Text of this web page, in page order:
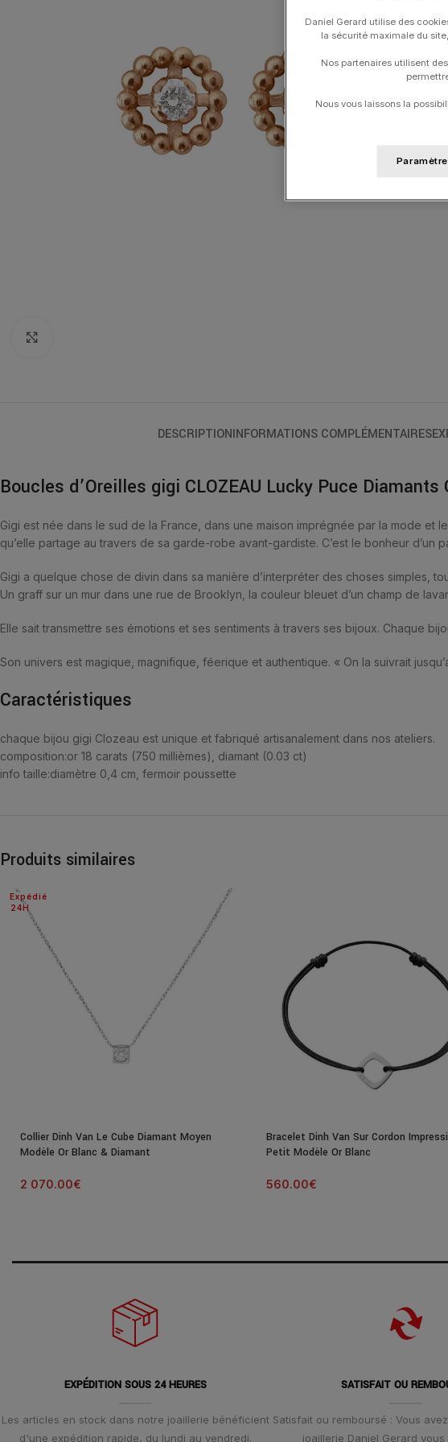
DESCRIPTIONINFORMATIONS COMPLÉMENTAIRES
Boucles d’Oreilles gigi CLOZEAU Lucky Puce Diamants
Gigi est née dans le sud de la France, dans une maison imprégnée par la mode
qu’elle partage au travers de sa garde-robe avant-gardiste. C’est le bonheur
Gigi a quelque chose de divin dans sa manière d’interpréter des choses simples,
Un graff sur un mur dans une rue de Brooklyn, la couleur bleuet d’un champ de
Elle sait transmettre ses émotions et ses sentiments à travers ses bijoux. Chaque
Son univers est magique, magnifique, féerique et authentique. « On la suivrait
Caractéristiques
chaque bijou gigi Clozeau est unique et fabriqué artisanalement dans nos ateliers.
composition:or 18 carats (750 millièmes), diamant (0.03 ct)
info taille:diamètre 0,4 cm, fermoir poussette
Produits similaires
24H
Expédié
Collier Dinh Van Le Cube Diamant Moyen
Modèle Or Blanc & Diamant
2 070.00€
Bracelet Dinh Van Sur Cordon
Petit Modèle Or Blanc
560.00€
EXPÉDITION SOUS 24 HEURES
Les articles en stock dans notre joaillerie bénéficient
d'une expédition rapide, du lundi au vendredi.
SATISFAIT OU
Satisfait ou remboursé : Vous
joaillerie Daniel Gerard vous
Daniel Gerard utilise des
la sécurité maximale du
Nos partenaires utilisent
Nous vous laissons la